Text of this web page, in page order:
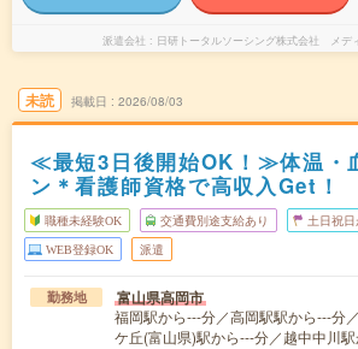
派遣会社 日研トータルソーシング株式会社 メデ
未読 掲載日 2026/08/03
≪最短3日後開始OK！≫体温・
ン＊看護師資格で高収入Get！
職種未経験OK 交通費別途支給あり 土日祝
WEB登録OK 派遣
勤務地 富山県高岡市
福岡駅から---分／高岡駅駅から---分
ケ丘(富山県)駅から---分／越中中川